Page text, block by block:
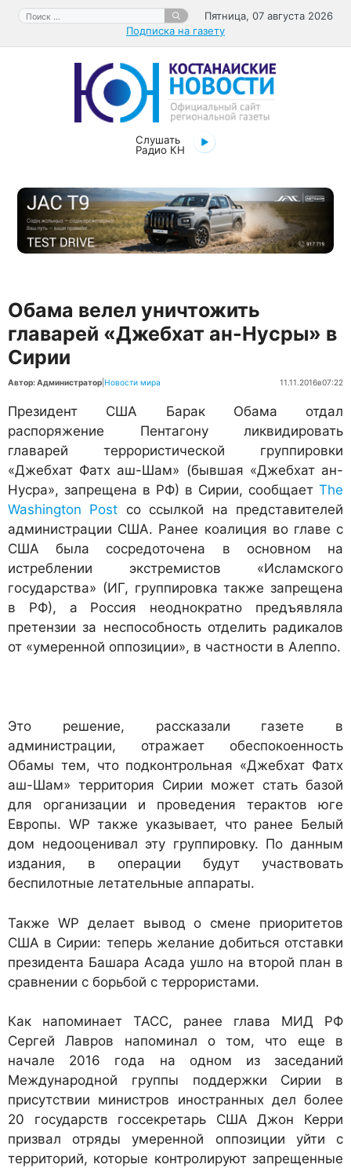
Перейти
содержимому
Поиск:
Пятница, 07 августа 2026
Подписка на газету
Слушать
Радио КН
Обама велел уничтожить
главарей «Джебхат ан-Нусры» в
Сирии
Автор: Администратор Новости мира 11.11.2016в07:22
Президент США Барак Обама отдал
распоряжение Пентагону ликвидировать
главарей террористической группировки
«Джебхат Фатх аш-Шам» (бывшая «Джебхат ан-
Нусра», запрещена в РФ) в Сирии, сообщает The
Washington Post со ссылкой на представителей
администрации США. Ранее коалиция во главе с
США была сосредоточена в основном на
истреблении экстремистов «Исламского
государства» (ИГ, группировка также запрещена
в РФ), а Россия неоднократно предъявляла
претензии за неспособность отделить радикалов
от «умеренной оппозиции», в частности в Алеппо.
Это решение, рассказали газете в
администрации, отражает обеспокоенность
Обамы тем, что подконтрольная «Джебхат Фатх
аш-Шам» территория Сирии может стать базой
для организации и проведения терактов юге
Европы. WP также указывает, что ранее Белый
дом недооценивал эту группировку. По данным
издания, в операции будут участвовать
беспилотные летательные аппараты.
Также WP делает вывод о смене приоритетов
США в Сирии: теперь желание добиться отставки
президента Башара Асада ушло на второй план в
сравнении с борьбой с террористами.
Как напоминает ТАСС, ранее глава МИД РФ
Сергей Лавров напоминал о том, что еще в
начале 2016 года на одном из заседаний
Международной группы поддержки Сирии в
присутствии министров иностранных дел более
20 государств госсекретарь США Джон Керри
призвал отряды умеренной оппозиции уйти с
территорий, которые контролируют запрещенные